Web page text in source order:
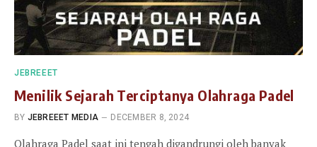
JEBREEET
Menilik Sejarah Terciptanya Olahraga Padel
BY JEBREEET MEDIA DECEMBER 8, 2024
Olahraga Padel saat ini tengah digandrungi oleh banyak